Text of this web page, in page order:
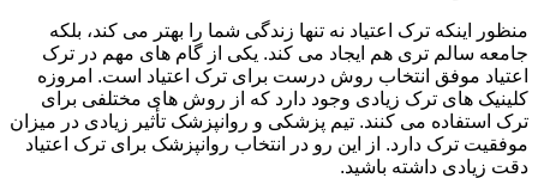
منظور اینکه ترک اعتیاد نه تنها زندگی شما را بهتر می کند، بلکه
جامعه سالم تری هم ایجاد می کند. یکی از گام های مهم در ترک
اعتیاد موفق انتخاب روش درست برای ترک اعتیاد است. امروزه
کلینیک های ترک زیادی وجود دارد که از روش های مختلفی برای
ترک استفاده می کنند. تیم پزشکی و روانپزشک تأثیر زیادی در میزان
موفقیت ترک دارد. از این رو در انتخاب روانپزشک برای ترک اعتیاد
دقت زیادی داشته باشید.